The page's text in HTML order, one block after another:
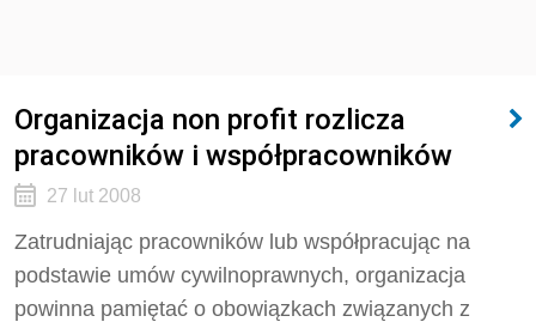
Organizacja non profit rozlicza
pracowników i współpracowników
27 lut 2008
Zatrudniając pracowników lub współpracując na
podstawie umów cywilnoprawnych, organizacja
powinna pamiętać o obowiązkach związanych z